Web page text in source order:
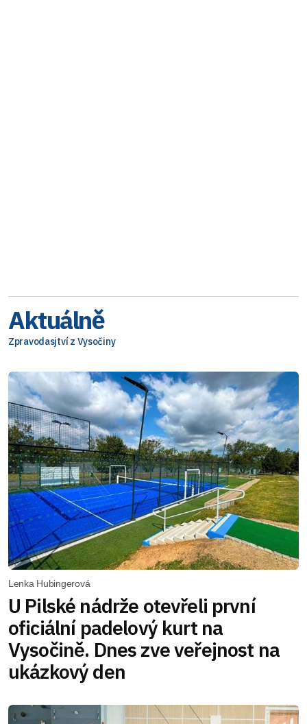
Aktuálně
Zpravodasjtví z Vysočiny
Lenka Hubingerová
U Pilské nádrže otevřeli první
oficiální padelový kurt na
Vysočině. Dnes zve veřejnost na
ukázkový den